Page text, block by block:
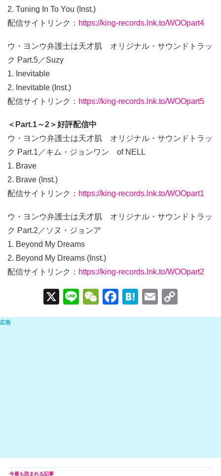
2. Tuning In To You (Inst.)
配信サイトリンク： https://king-records.lnk.to/WOOpart4
ウ・ヨンウ弁護士は天才肌 オリジナル・サウンドトラッ
ク Part.5／Suzy
1. Inevitable
2. Inevitable (Inst.)
配信サイトリンク： https://king-records.lnk.to/WOOpart5
＜Part.1～2＞好評配信中
ウ・ヨンウ弁護士は天才肌 オリジナル・サウンドトラッ
ク Part.1／キム・ジョンワン of NELL
1. Brave
2. Brave (Inst.)
配信サイトリンク： https://king-records.lnk.to/WOOpart1
ウ・ヨンウ弁護士は天才肌 オリジナル・サウンドトラッ
ク Part.2／ソヌ・ジョンア
1. Beyond My Dreams
2. Beyond My Dreams (Inst.)
配信サイトリンク： https://king-records.lnk.to/WOOpart2
X
Li
n
W
e
F
a
H
at
E
m o